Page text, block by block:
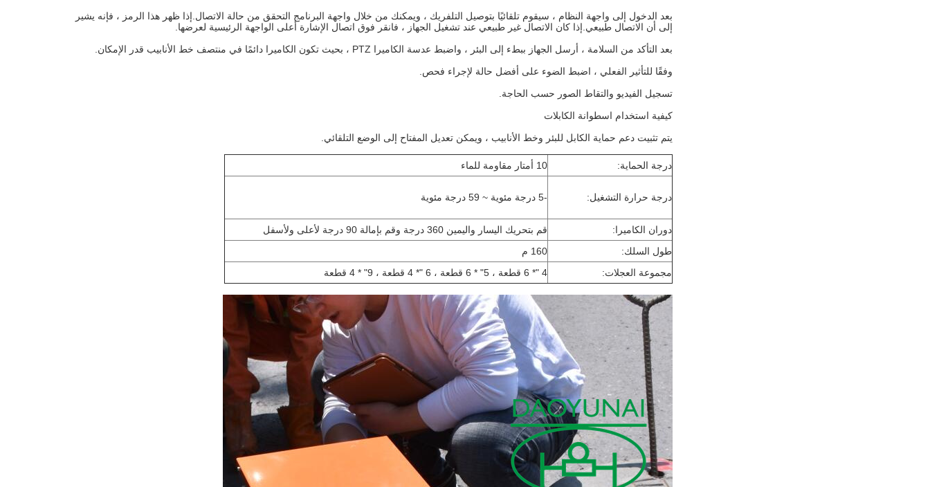
بعد الدخول إلى واجهة النظام ، سيقوم تلقائيًا بتوصيل التلفريك ، ويمكنك من خلال واجهة البرنامج التحقق من حالة الاتصال.إذا ظهر هذا الرمز ، فإنه يشير
إلى أن الاتصال طبيعي.إذا كان الاتصال غير طبيعي عند تشغيل الجهاز ، فانقر فوق اتصال الإشارة أعلى الواجهة الرئيسية لعرضها.
بعد التأكد من السلامة ، أرسل الجهاز ببطء إلى البئر ، واضبط عدسة الكاميرا PTZ ، بحيث تكون الكاميرا دائمًا في منتصف خط الأنابيب قدر الإمكان.
وفقًا للتأثير الفعلي ، اضبط الضوء على أفضل حالة لإجراء فحص.
تسجيل الفيديو والتقاط الصور حسب الحاجة.
كيفية استخدام اسطوانة الكابلات
يتم تثبيت دعم حماية الكابل للبئر وخط الأنابيب ، ويمكن تعديل المفتاح إلى الوضع التلقائي.
درجة الحماية: 10 أمتار مقاومة للماء
درجة حرارة التشغيل: -5 درجة مئوية ~ 59 درجة مئوية
دوران الكاميرا:
قم بتحريك اليسار واليمين 360 درجة وقم بإمالة 90 درجة لأعلى ولأسفل
طول السلك:
160 م
مجموعة العجلات:
4 "* 6 قطعة ، 5" * 6 قطعة ، 6 "* 4 قطعة ، 9" * 4 قطعة